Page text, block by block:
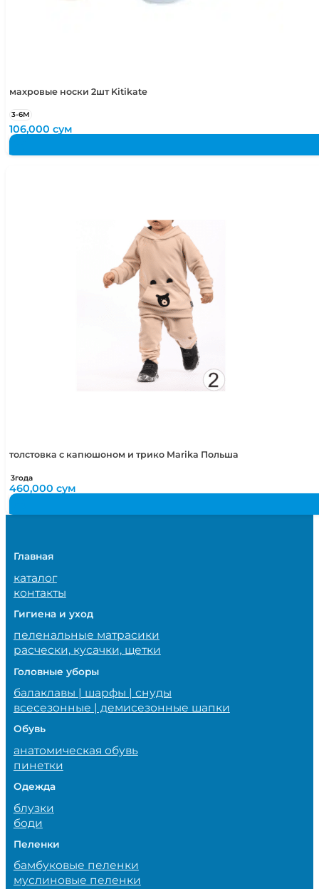
махровые носки 2шт Kitikate
3-6М
106,000сум
толстовка с капюшоном и трико Marika Польша
3года
460,000сум
Главная
каталог
контакты
Гигиена и уход
пеленальные матрасики
расчески, кусачки, щетки
Головные уборы
балаклавы | шарфы | снуды
всесезонные | демисезонные шапки
Обувь
анатомическая обувь
пинетки
Одежда
блузки
боди
Пеленки
бамбуковые пеленки
муслиновые пеленки